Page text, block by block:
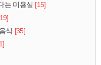
는 미용실 [15]
식 [35]